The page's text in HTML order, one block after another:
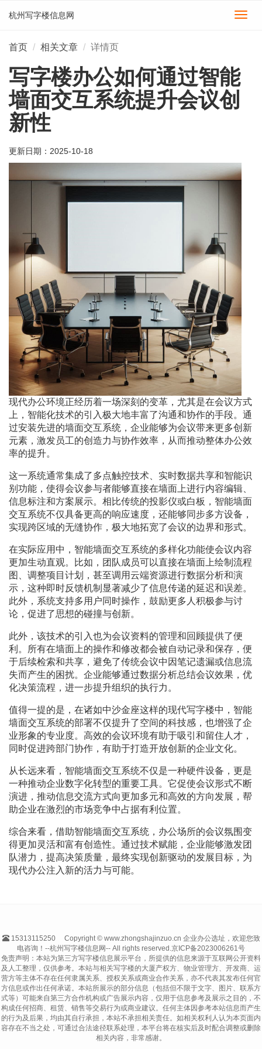
切
杭州写字楼信息网
首页 相关文章 详情页
写字楼办公如何通过智能
墙面交互系统提升会议创
新性
更新日期： 2025-10-18
现代办公环境正经历着一场深刻的变革，尤其是在会议方式
上，智能化技术的引入极大地丰富了沟通和协作的手段。通
过安装先进的墙面交互系统，企业能够为会议带来更多创新
元素，激发员工的创造力与协作效率，从而推动整体办公效
率的提升。
这一系统通常集成了多点触控技术、实时数据共享和智能识
别功能，使得会议参与者能够直接在墙面上进行内容编辑、
信息标注和方案展示。相比传统的投影仪或白板，智能墙面
交互系统不仅具备更高的响应速度，还能够同步多方设备，
实现跨区域的无缝协作，极大地拓宽了会议的边界和形式。
在实际应用中，智能墙面交互系统的多样化功能使会议内容
更加生动直观。比如，团队成员可以直接在墙面上绘制流程
图、调整项目计划，甚至调用云端资源进行数据分析和演
示，这种即时反馈机制显著减少了信息传递的延迟和误差。
此外，系统支持多用户同时操作，鼓励更多人积极参与讨
论，促进了思想的碰撞与创新。
此外，该技术的引入也为会议资料的管理和回顾提供了便
利。所有在墙面上的操作和修改都会被自动记录和保存，便
于后续检索和共享，避免了传统会议中因笔记遗漏或信息流
失而产生的困扰。企业能够通过数据分析总结会议效果，优
化决策流程，进一步提升组织的执行力。
值得一提的是，在诸如中沙金座这样的现代写字楼中，智能
墙面交互系统的部署不仅提升了空间的科技感，也增强了企
业形象的专业度。高效的会议环境有助于吸引和留住人才，
同时促进跨部门协作，有助于打造开放创新的企业文化。
从长远来看，智能墙面交互系统不仅是一种硬件设备，更是
一种推动企业数字化转型的重要工具。它促使会议形式不断
演进，推动信息交流方式向更加多元和高效的方向发展，帮
助企业在激烈的市场竞争中占据有利位置。
综合来看，借助智能墙面交互系统，办公场所的会议氛围变
得更加灵活和富有创造性。通过技术赋能，企业能够激发团
队潜力，提高决策质量，最终实现创新驱动的发展目标，为
现代办公注入新的活力与可能。
15313115250
Copyright © www.zhongshajinzuo.cn 企业办公选址，欢迎您致
电咨询！--杭州写字楼信息网-- All rights reserved.京ICP备2023006261号
免责声明：本站为第三方写字楼信息展示平台，所提供的信息来源于互联网公开资料
及人工整理，仅供参考。本站与相关写字楼的大厦产权方、物业管理方、开发商、运
营方等主体不存在任何隶属关系、授权关系或商业合作关系，亦不代表其发布任何官
方信息或作出任何承诺。本站所展示的部分信息（包括但不限于文字、图片、联系方
式等）可能来自第三方合作机构或广告展示内容，仅用于信息参考及展示之目的，不
构成任何招商、租赁、销售等交易行为或商业建议。任何主体因参考本站信息而产生
的行为及后果，均由其自行承担，本站不承担相关责任。如相关权利人认为本页面内
容存在不当之处，可通过合法途径联系处理，本平台将在核实后及时配合调整或删除
相关内容，非常感谢。